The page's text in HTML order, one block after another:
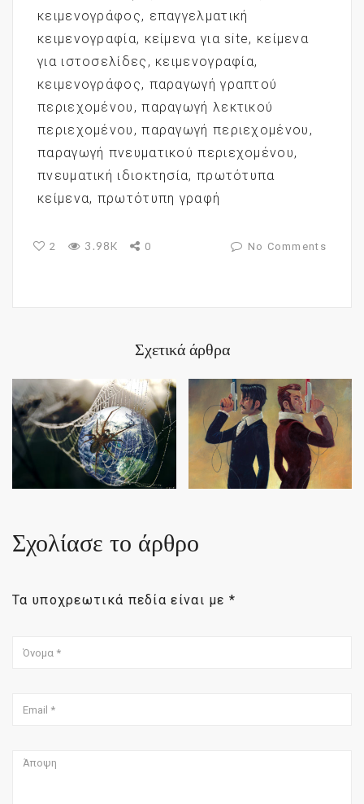
κειμενογράφος, επαγγελματική
κειμενογραφία, κείμενα για site, κείμενα
για ιστοσελίδες , κειμενογραφία,
κειμενογράφος, παραγωγή γραπτού
περιεχομένου ,παραγωγή λεκτικού
περιεχομένου ,παραγωγή περιεχομένου ,
παραγωγή πνευματικού περιεχομένου,
πνευματική ιδιοκτησία, πρωτότυπα
κείμενα, πρωτότυπη γραφή
2 3.98K 0 No Comments
Σχετικά άρθρα
Σχολίασε το άρθρο
Τα υποχρεωτικά πεδία είναι με*